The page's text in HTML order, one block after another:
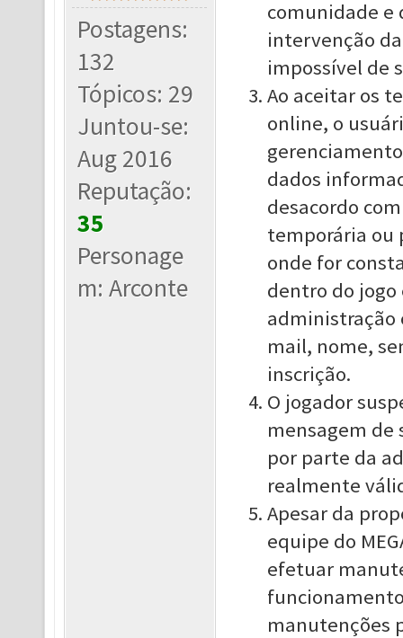
Postagens:
132
Tópicos: 29
Juntou-se:
Aug 2016
Reputação:
35
Personage
m: Arconte
comunidade e
intervenção
impossível de
Ao aceitar os
online, o
dados
desacordo
temporária ou
onde for
dentro do jogo
administração
mail, nome,
inscrição.
O jogador
mensagem de
por parte da
realmente
Apesar da
equipe do
efetuar
manutenções